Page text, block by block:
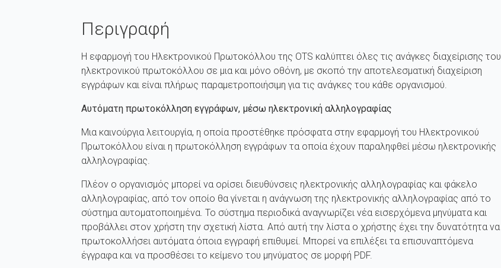
Περιγραφή
Η εφαρμογή του Ηλεκτρονικού Πρωτοκόλλου της OTS καλύπτει όλες τις ανάγκες διαχείρισης του
ηλεκτρονικού πρωτοκόλλου σε μια και μόνο οθόνη, με σκοπό την αποτελεσματική διαχείριση
εγγράφων και είναι πλήρως παραμετροποιήσιμη για τις ανάγκες του κάθε οργανισμού.
Αυτόματη πρωτοκόλληση εγγράφων, μέσω ηλεκτρονική αλληλογραφίας
Mια καινούργια λειτουργία, η οποία προστέθηκε πρόσφατα στην εφαρμογή του Ηλεκτρονικού
Πρωτοκόλλου είναι η πρωτοκόλληση εγγράφων τα οποία έχουν παραληφθεί μέσω ηλεκτρονικής
αλληλογραφίας.
Πλέον ο οργανισμός μπορεί να ορίσει διευθύνσεις ηλεκτρονικής αλληλογραφίας και φάκελο
αλληλογραφίας, από τον οποίο θα γίνεται η ανάγνωση της ηλεκτρονικής αλληλογραφίας από το
σύστημα αυτοματοποιημένα. Το σύστημα περιοδικά αναγνωρίζει νέα εισερχόμενα μηνύματα και
προβάλλει στον χρήστη την σχετική λίστα. Από αυτή την λίστα ο χρήστης έχει την δυνατότητα να
πρωτοκολλήσει αυτόματα όποια εγγραφή επιθυμεί. Μπορεί να επιλέξει τα επισυναπτόμενα
έγγραφα και να προσθέσει το κείμενο του μηνύματος σε μορφή PDF.